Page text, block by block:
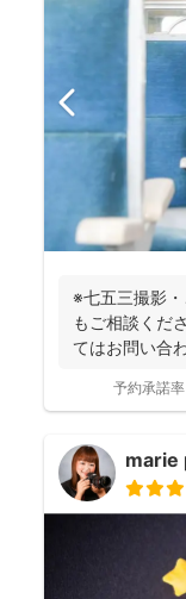
※七五三撮影
もご相談くだ
てはお問い合
予約承諾率
marie